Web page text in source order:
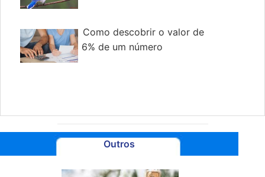
Como descobrir o valor de
6% de um número
Outros